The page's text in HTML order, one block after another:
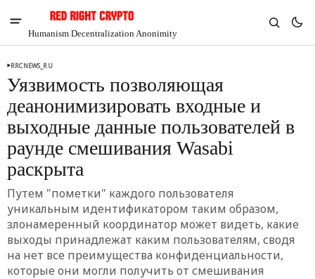
Humanism Decentralization Anonimity
Chia
$1.32
RRCNEWS_RU
Уязвимость позволяющая
деанонимизировать входные и
выходные данные пользователей в
раунде смешивания Wasabi
раскрыта
Путем "пометки" каждого пользователя
уникальным идентификатором таким образом,
злонамеренный координатор может видеть, какие
выходы принадлежат каким пользователям, сводя
на нет все преимущества конфиденциальности,
которые они могли получить от смешивания